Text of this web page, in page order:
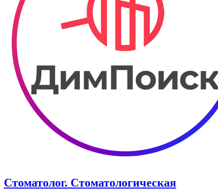
Стоматолог. Стоматологическая